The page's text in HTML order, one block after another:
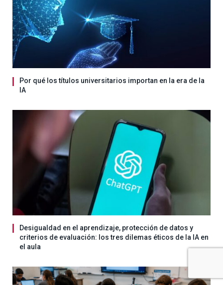
Por qué los títulos universitarios importan en la era de la
IA
Desigualdad en el aprendizaje, protección de datos y
criterios de evaluación: los tres dilemas éticos de la IA en
el aula